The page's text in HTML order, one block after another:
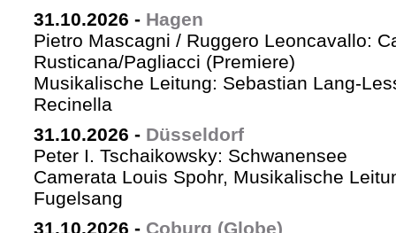
31.10.2026 - Hagen
Pietro Mascagni / Ruggero Leoncavallo:
Rusticana/Pagliacci (Premiere)
Musikalische Leitung: Sebastian Lang-
Recinella
31.10.2026 - Düsseldorf
Peter I. Tschaikowsky: Schwanensee
Camerata Louis Spohr, Musikalische
Fugelsang
31.10.2026 - Coburg (Globe)